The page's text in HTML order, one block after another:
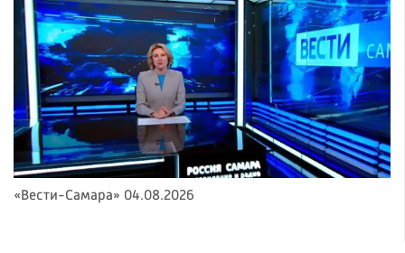
«Вести-Самара» 04.08.2026